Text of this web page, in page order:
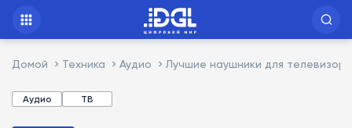
Домой Техника Аудио Лучшие наушники для
Аудио ТВ